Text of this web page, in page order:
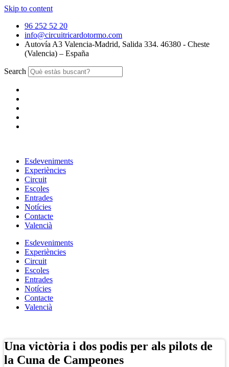
Skip to content
96 252 52 20
info@circuitricardotormo.com
Autovía A3 Valencia-Madrid, Salida 334. 46380 - Cheste
(Valencia) – España
Search
Esdeveniments
Experiències
Circuit
Escoles
Entrades
Notícies
Contacte
Valencià
Esdeveniments
Experiències
Circuit
Escoles
Entrades
Notícies
Contacte
Valencià
Una victòria i dos podis per als pilots de
la Cuna de Campeones